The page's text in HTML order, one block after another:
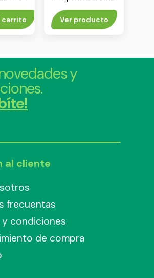
18 m
x1
carrito
“animals” 0-6 m
nene env x 1
Ver producto
y
al cliente
frecuentas
y condiciones
de compra